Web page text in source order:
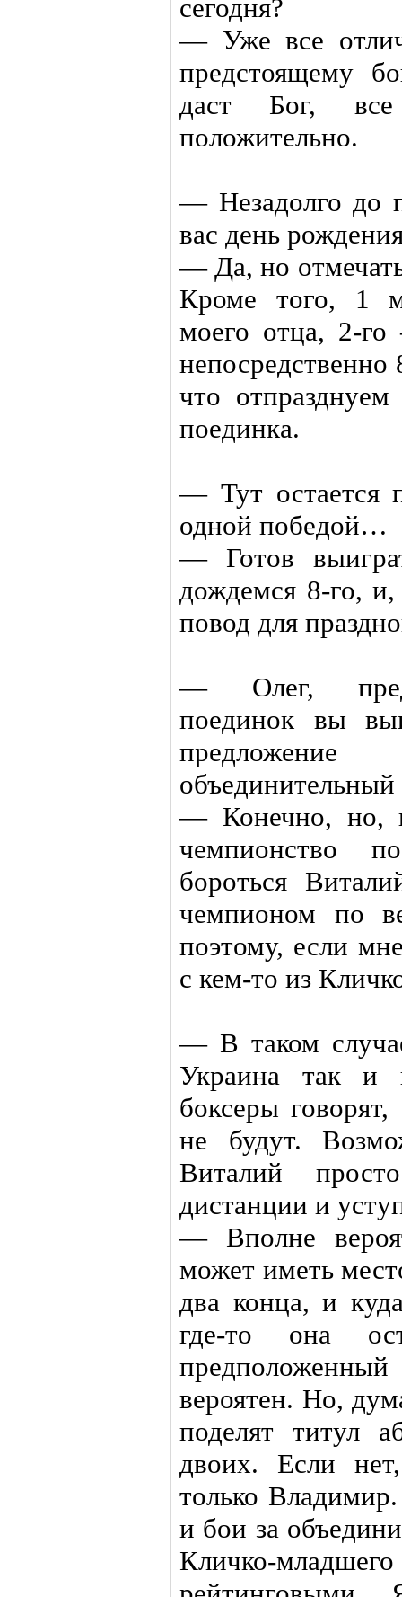
сегодня?
— Уже все
предстоящему
даст Бог,
положительно.
— Незадолго до
вас день
— Да, но
Кроме того, 1
моего отца, 2-
что
поединка.
— Тут остается
одной победой…
— Готов
дождемся 8-го,
повод для
— Олег,
поединок вы
объединительный
— Конечно, но,
чемпионство
бороться
чемпионом по
поэтому, если
с кем-то из
— В таком
Украина так и
боксеры
не будут.
Виталий
дистанции и
— Вполне
может иметь
два конца, и
где-то она
вероятен. Но,
поделят титул
двоих. Если
только
и бои за
Кличко-